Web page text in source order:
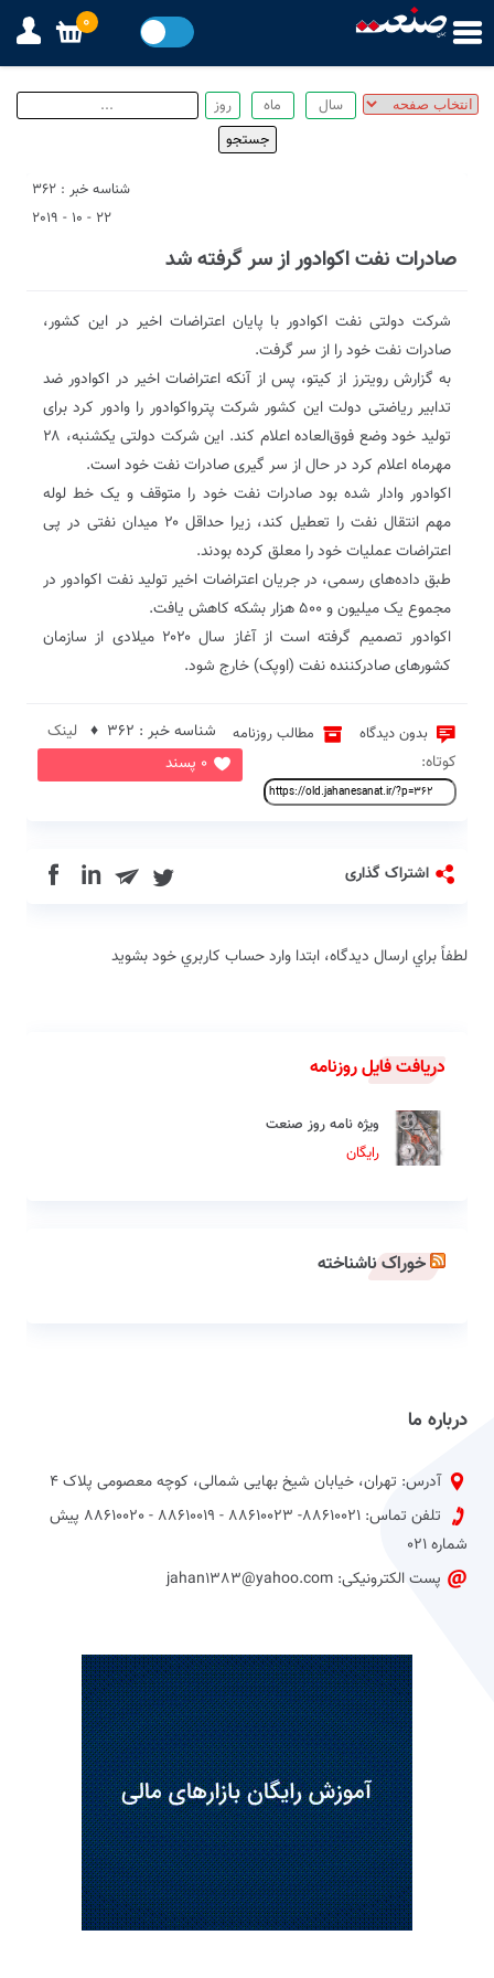
شناسه خبر : 362
22 - 10 - 2019
صادرات نفت اکوادور از سر گرفته شد
شرکت دولتی نفت اکوادور با پایان اعتراضات اخیر در این کشور،
صادرات نفت خود را از سر گرفت.
به گزارش رویترز از کیتو، پس از آنکه اعتراضات اخیر در اکوادور ضد
تدابیر ریاضتی دولت این کشور شرکت پترواکوادور را وادور کرد برای
تولید خود وضع فوق‌العاده اعلام کند. این شرکت دولتی یکشنبه، ۲۸
مهرماه‌ اعلام کرد در حال از سر گیری صادرات نفت خود است.
اکوادور وادار شده بود صادرات نفت خود را متوقف و یک خط لوله
مهم انتقال نفت را تعطیل کند، زیرا حداقل ۲۰ میدان نفتی در پی
اعتراضات عملیات خود را معلق کرده بودند.
طبق داده‌های رسمی، در جریان اعتراضات اخیر تولید نفت اکوادور در
مجموع یک میلیون و ۵۰۰ هزار بشکه کاهش یافت.
اکوادور تصمیم گرفته است از آغاز سال ۲۰۲۰ میلادی از سازمان
کشورهای صادرکننده نفت (اوپک) خارج شود.
بدون دیدگاه مطالب روزنامه
0 پسند
شناسه خبر : 362 ♦
لینک
کوتاه:
اشتراک گذاری in
لطفاً براي ارسال دیدگاه، ابتدا وارد حساب كاربري خود بشويد
دریافت فایل روزنامه
ویژه نامه روز صنعت
رایگان
خوراک ناشناخته
درباره ما
آدرس: تهران، خیابان شیخ بهایی شمالی، کوچه معصومی پلاک 4
تلفن تماس: 88610021- 88610023 - 88610019 - 88610020 پیش
شماره 021
پست الکترونیکی: jahan1383@yahoo.com
0